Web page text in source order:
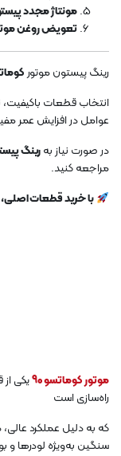
مونتاژ مجدد
تعویض روغن
رینگ پیستون موتور
انتخاب قطعات
عوامل در افزایش عمر
در صورت نیاز بهرینگ
مراجعه کنید.
با خرید قطعات
موتور کوماتسو 90
یکی از
راه‌سازی است
که به دلیل عملکرد
سنگین به‌ویژه لودرها و